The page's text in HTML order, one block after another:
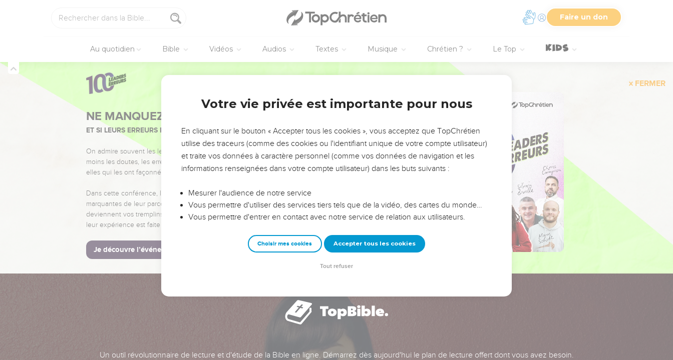
Faire un don
Au quotidien Bible Vidéos Audios Textes Musique Chrétien ? Le Top
FERMER
NE MANQUEZ PAS L’ÉVÉNEMENT DE L’ANNÉE !
ET SI LEURS ERREURS POUVAIENT VOUS ÉVITER LES VOTRES ?
On admire souvent les leaders pour leurs réussites, leur impact, leur foi ou leur vision. Mais on voit
moins les doutes, les erreurs et les saisons difficiles qu'ils ont traversés, alors même que ce sont
elles qui les ont façonnés.
Dans cette conférence, leaders, entrepreneurs, et responsables reviennent sur les erreurs
marquantes de leur parcours et les clés pour avancer avec plus de sagesse afin que leurs erreurs
deviennent vos tremplins. Que vous guidiez un ministère, une équipe, un groupe ou une famille,
leur expérience est faite pour vous.
Je découvre l’événement
Un outil révolutionnaire de lecture et d'étude de la Bible en ligne. Démarrez dès aujourd'hui le plan de lecture offert dont vous avez besoin.
Votre vie privée est importante pour nous
En cliquant sur le bouton « Accepter tous les cookies », vous acceptez que TopChrétien
utilise des traceurs (comme des cookies ou l'identifiant unique de votre compte utilisateur)
et traite vos données à caractère personnel (comme vos données de navigation et les
informations renseignées dans votre compte utilisateur) dans les buts suivants :
Mesurer l'audience de notre service
Vous permettre d'utiliser des services tiers tels que de la vidéo, des cartes du monde…
Vous permettre d'entrer en contact avec notre service de relation aux utilisateurs.
Choisir mes cookies Accepter tous les cookies
Tout refuser